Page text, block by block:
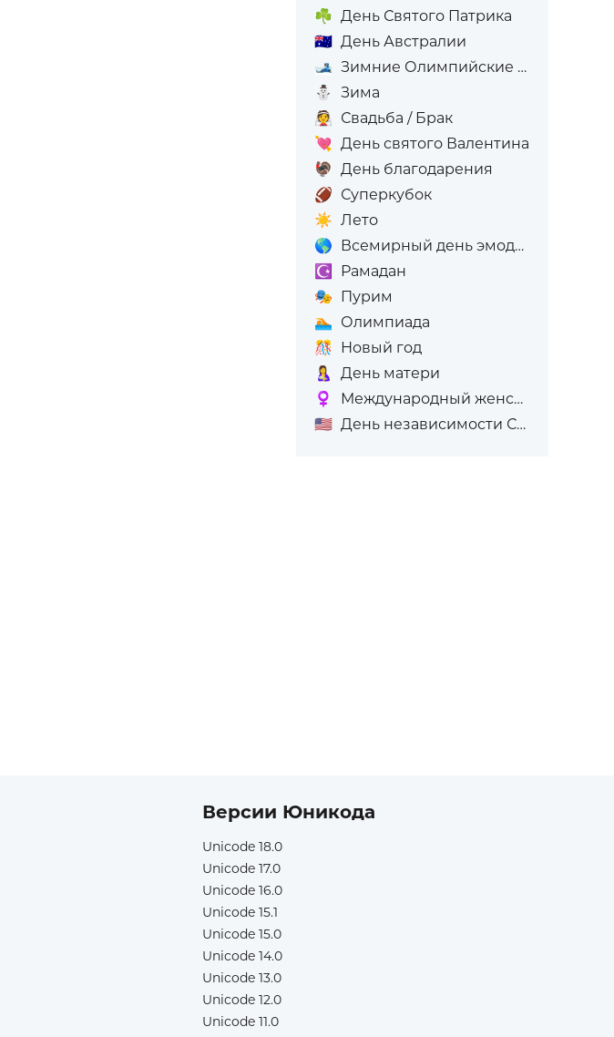
☘️ День Святого Патрика
🇦🇺 День Австралии
🎿 Зимние Олимпийские игры
⛄
Зима
👰 Свадьба / Брак
💘 День святого Валентина
🦃 День благодарения
🏈 Суперкубок
☀️ Лето
🌎 Всемирный день эмодзи
☪️
Рамадан
🎭 Пурим
🏊 Олимпиада
🎊
Новый год
🤱
День матери
♀️
Международный женский день (8-е марта)
🇺🇸 День независимости США
Версии Юникода
Unicode 18.0
Unicode 17.0
Unicode 16.0
Unicode 15.1
Unicode 15.0
Unicode 14.0
Unicode 13.0
Unicode 12.0
Unicode 11.0